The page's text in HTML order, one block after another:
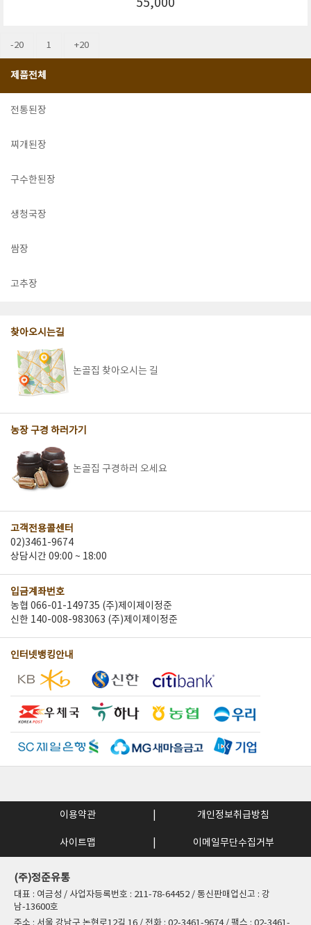
55,000
-20 1 +20
제품전체
전통된장
찌개된장
구수한된장
생청국장
쌈장
고추장
찾아오시는길
논골집 찾아오시는 길
농장 구경 하러가기
논골집 구경하러 오세요
고객전용콜센터
02)3461-9674
상담시간 09:00 ~ 18:00
입금계좌번호
농협 066-01-149735 (주)제이제이정준
신한 140-008-983063 (주)제이제이정준
인터넷뱅킹안내
이용약관 개인정보취급방침
사이트맵 이메일무단수집거부
(주)정준유통
대표 : 여금성 / 사업자등록번호 : 211-78-64452 / 통신판매업신고 : 강
남-13600호